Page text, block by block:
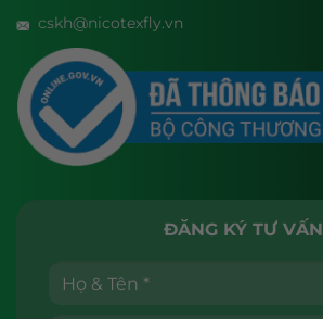
cskh@nicotexfly.vn
ĐĂNG KÝ TƯ VẤN